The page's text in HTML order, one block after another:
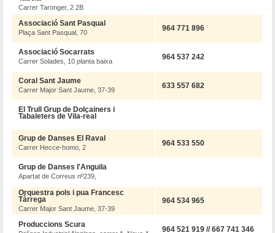
Carrer Taronger, 2 2B
Associació Sant Pasqual
Plaça Sant Pasqual, 70 964 771 896
Associació Socarrats
Carrer Solades, 10 planta baixa 964 537 242
Coral Sant Jaume
Carrer Major Sant Jaume, 37-39 633 557 682
El Trull Grup de Dolçainers i
Tabaleters de Vila-real
Grup de Danses El Raval
Carrer Hecce-homo, 2 964 533 550
Grup de Danses l'Anguila
Apartat de Correus nº239,
Orquestra pols i pua Francesc
Tàrrega
Carrer Major Sant Jaume, 37-39
964 534 965
Produccions Scura
964 521 919 // 667 741 346